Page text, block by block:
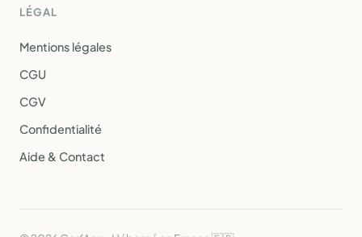
LÉGAL
Mentions légales
CGU
CGV
Confidentialité
Aide & Contact